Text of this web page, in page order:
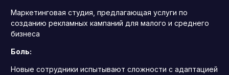
Маркетинговая студия, предлагающая услуги по
созданию рекламных кампаний для малого и среднего
бизнеса
Боль:
Новые сотрудники испытывают сложности с адаптацией